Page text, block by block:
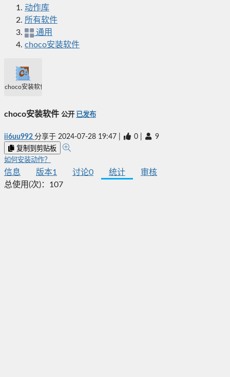
动作库
所有软件
通用
choco安装软件
choco安装软件
choco安装软件 公开 已发布
ii6uu992 分享于 2024-07-28 19:47 0 9
复制到剪贴板
如何安装动作？
信息 版本1 讨论0 统计
审核
总使用(次)： 107